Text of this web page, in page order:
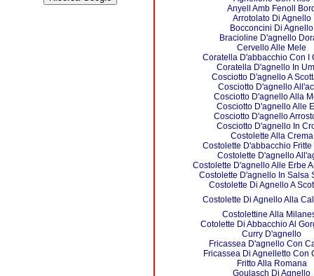
Anyell Amb Fenoll
Arrotolato Di Agnello
Bocconcini Di Agnello
Bracioline D'agnello
Cervello Alle Mele
Coratella D'abbacchio Con I
Coratella D'agnello In
Cosciotto D'agnello A
Cosciotto D'agnello
Cosciotto D'agnello Alla
Cosciotto D'agnello Alle
Cosciotto D'agnello
Cosciotto D'agnello In
Costolette Alla Crema
Costolette D'abbacchio Fritte
Costolette D'agnello
Costolette D'agnello Alle Erbe
Costolette D'agnello In Salsa
Costolette Di Agnello A
Costolette Di Agnello Alla
Costolettine Alla
Cotolette Di Abbacchio Al
Curry D'agnello
Fricassea D'agnello Con
Fricassea Di Agnelletto Con
Fritto Alla Romana
Goulasch Di Agnello